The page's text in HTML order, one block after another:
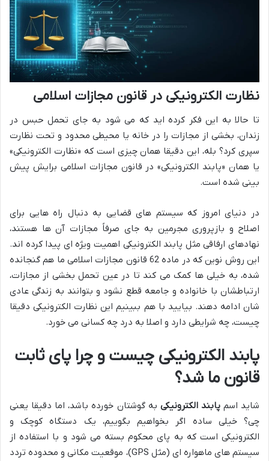
نظارت الکترونیکی در قانون مجازات اسلامی
تا حالا به این فکر کرده اید که می شود به جای تحمل حبس در
زندان، بخشی از مجازات را در خانه یا محیطی محدود و تحت نظارت
سپری کرد؟ بله، این دقیقا همان چیزی است که «نظارت الکترونیکی»
یا همان «پابند الکترونیکی» در قانون مجازات اسلامی برایش پیش
بینی شده است.
در دنیای امروز که سیستم های قضایی به دنبال راه هایی برای
اصلاح و بازپروری مجرمین به جای صرفاً مجازات آن ها هستند،
نهادهای ارفاقی مثل پابند الکترونیکی اهمیت ویژه ای پیدا کرده اند.
این روش نوین که در ماده 62 قانون مجازات اسلامی ما هم گنجانده
شده، به خیلی ها کمک می کند تا در عین تحمل بخشی از مجازات،
ارتباطشان با خانواده و جامعه قطع نشود و بتوانند به زندگی عادی
شان ادامه دهند. بیایید با هم ببینیم این نظارت الکترونیکی دقیقا
چیست، چه شرایطی دارد و اصلا به درد چه کسانی می خورد.
پابند الکترونیکی چیست و چرا پای ثابت
قانون ما شد؟
شاید اسمپابند الکترونیکی به گوشتان خورده باشد، اما دقیقا یعنی
چی؟ خیلی ساده اگر بخواهیم بگوییم، یک دستگاه کوچک و
الکترونیکی است که به پای محکوم بسته می شود و با استفاده از
سیستم های ماهواره ای (مثل GPS)، موقعیت مکانی و محدوده تردد